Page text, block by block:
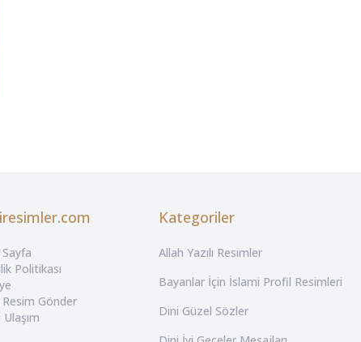
Politikası
Gönder
Ulaşım
Kategoriler
Allah Yazılı Resimler
Bayanlar İçin İslami Profil Resimleri
Dini Güzel Sözler